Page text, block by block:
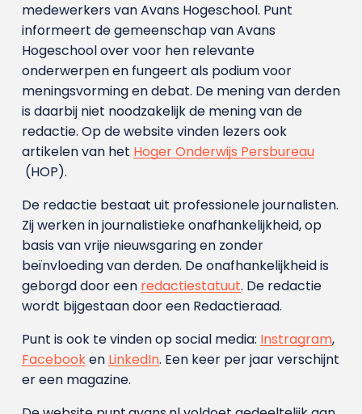
medewerkers van Avans Hoge­school. Punt
informeert de gemeenschap van Avans
Hogeschool over voor hen relevante
onderwerpen en fungeert als podium voor
meningsvorming en debat. De mening van derden
is daarbij niet noodzakelijk de mening van de
redactie. Op de website vinden lezers ook
artikelen van het Hoger Onderwijs Persbureau
(HOP).
De redactie bestaat uit professionele journalisten.
Zij werken in journalistieke onafhankelijkheid, op
basis van vrije nieuwsgaring en zonder
beïnvloeding van derden. De onafhankelijkheid is
geborgd door een redactiestatuut. De redactie
wordt bijgestaan door een Redactieraad.
Punt is ook te vinden op social media: Instragram,
Facebooken LinkedIn. Een keer per jaar verschijnt
er een magazine.